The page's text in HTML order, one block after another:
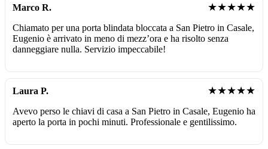
Marco R. ★★★★★
Chiamato per una porta blindata bloccata a San Pietro in Casale,
Eugenio è arrivato in meno di mezz’ora e ha risolto senza
danneggiare nulla. Servizio impeccabile!
Laura P. ★★★★★
Avevo perso le chiavi di casa a San Pietro in Casale, Eugenio ha
aperto la porta in pochi minuti. Professionale e gentilissimo.